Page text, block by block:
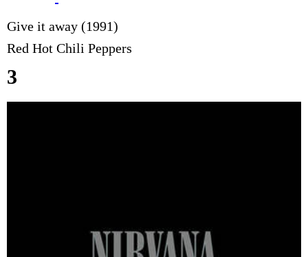
Give it away (1991)
Red Hot Chili Peppers
3